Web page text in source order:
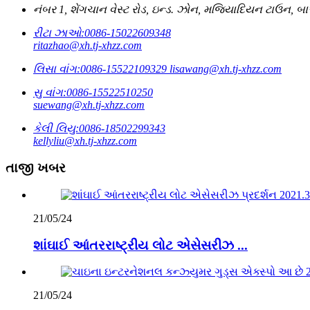
નંબર 1, શેંગચાન વેસ્ટ રોડ, ઇન્ડ. ઝોન, મજિયાદિયન ટાઉન,
રીટા ઝાઓ:0086-15022609348
ritazhao@xh.tj-xhzz.com
લિસા વાંગ:0086-15522109329 lisawang@xh.tj-xhzz.com
સુ વાંગ:0086-15522510250
suewang@xh.tj-xhzz.com
કેલી લિયુ:0086-18502299343
kellyliu@xh.tj-xhzz.com
તાજી ખબર
21/05/24
શાંઘાઈ આંતરરાષ્ટ્રીય લોટ એસેસરીઝ ...
21/05/24